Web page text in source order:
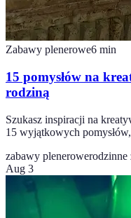
Zabawy plenerowe6 min
15 pomysłów na
rodziną
Szukasz inspiracji na
15 wyjątkowych
zabawy plenerowerodzinne
Aug 3